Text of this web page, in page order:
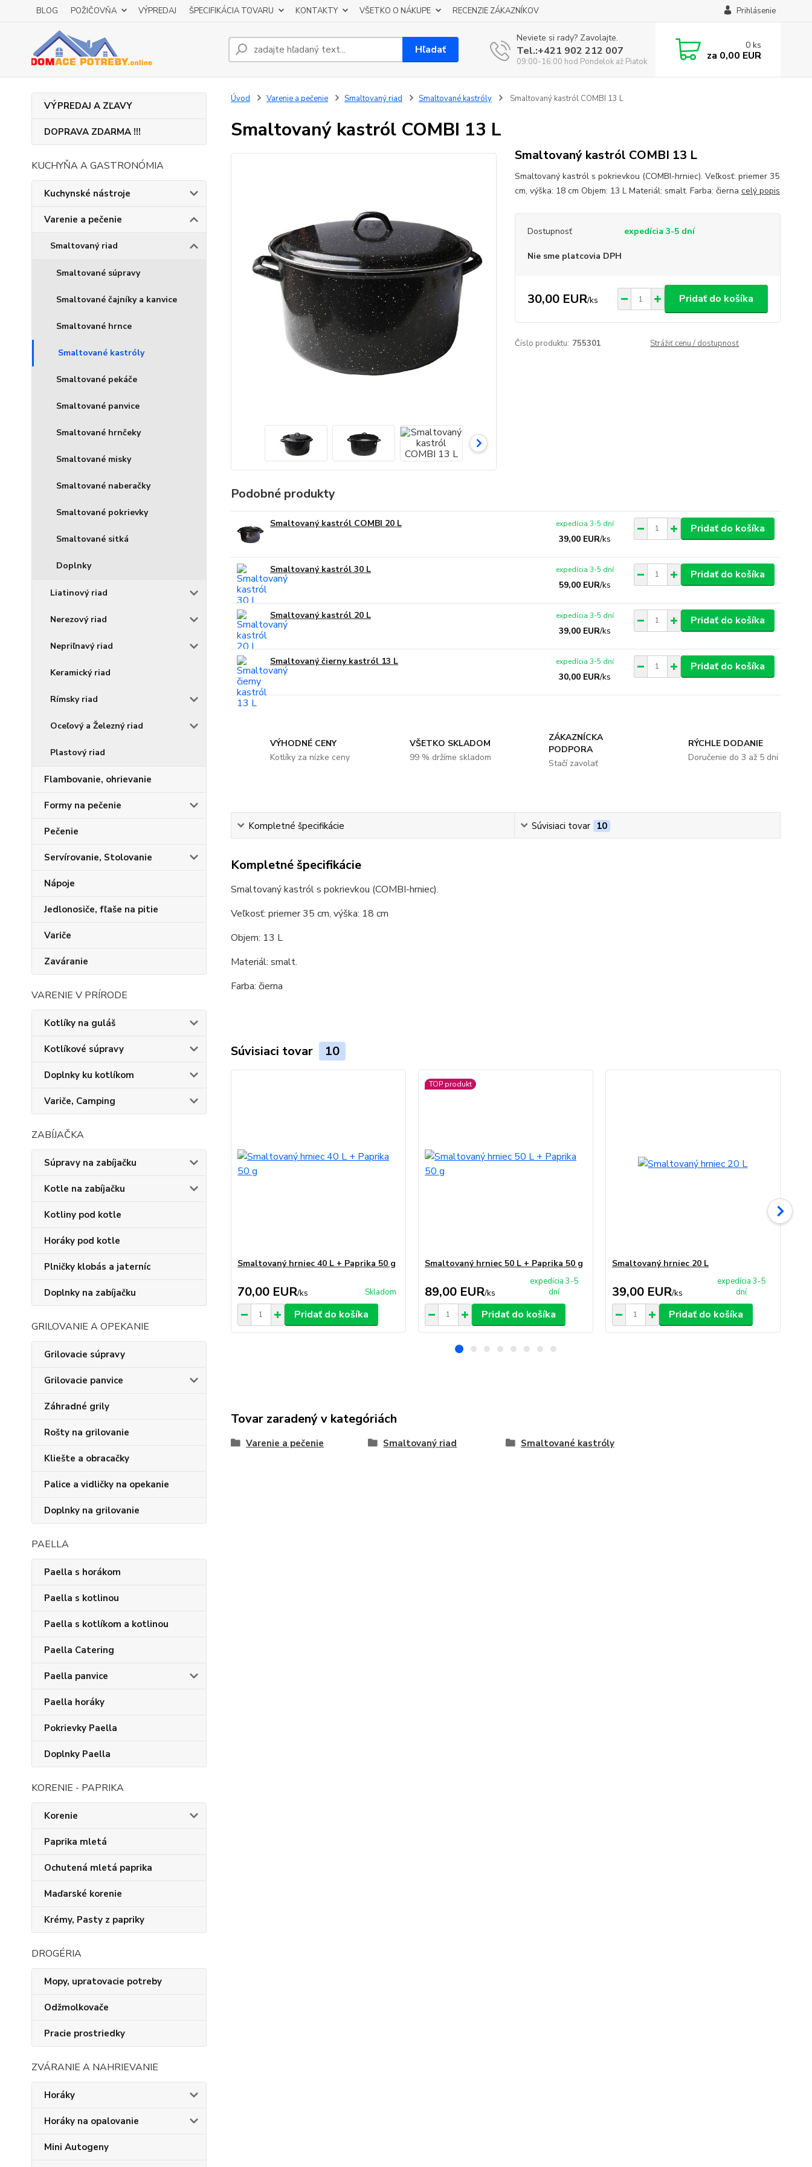
BLOG POŽIČOVŇA VÝPREDAJ ŠPECIFIKÁCIA TOVARU KONTAKTY VŠETKO O NÁKUPE RECENZIE ZÁKAZNÍKOV Prihlásenie
Hľadať
Neviete si rady? Zavolajte.
Tel.:+421 902 212 007
09:00-16:00 hod Pondelok až Piatok
0 ks
za 0,00 EUR
VÝPREDAJ A ZĽAVY
DOPRAVA ZDARMA !!!
KUCHYŇA A GASTRONÓMIA
Kuchynské nástroje
Varenie a pečenie
Smaltovaný riad
Smaltované súpravy
Smaltované čajníky a kanvice
Smaltované hrnce
Smaltované kastróly
Smaltované pekáče
Smaltované panvice
Smaltované hrnčeky
Smaltované misky
Smaltované naberačky
Smaltované pokrievky
Smaltované sitká
Doplnky
Liatinový riad
Nerezový riad
Nepriľnavý riad
Keramický riad
Rímsky riad
Oceľový a Železný riad
Plastový riad
Flambovanie, ohrievanie
Formy na pečenie
Pečenie
Servírovanie, Stolovanie
Nápoje
Jedlonosiče, fľaše na pitie
Variče
Zaváranie
VARENIE V PRÍRODE
Kotlíky na guláš
Kotlíkové súpravy
Doplnky ku kotlíkom
Variče, Camping
ZABÍJAČKA
Súpravy na zabíjačku
Kotle na zabíjačku
Kotliny pod kotle
Horáky pod kotle
Plničky klobás a jaterníc
Doplnky na zabíjačku
GRILOVANIE A OPEKANIE
Grilovacie súpravy
Grilovacie panvice
Záhradné grily
Rošty na grilovanie
Kliešte a obracačky
Palice a vidličky na opekanie
Doplnky na grilovanie
PAELLA
Paella s horákom
Paella s kotlinou
Paella s kotlíkom a kotlinou
Paella Catering
Paella panvice
Paella horáky
Pokrievky Paella
Doplnky Paella
KORENIE - PAPRIKA
Korenie
Paprika mletá
Ochutená mletá paprika
Maďarské korenie
Krémy, Pasty z papriky
DROGÉRIA
Mopy, upratovacie potreby
Odžmolkovače
Pracie prostriedky
ZVÁRANIE A NAHRIEVANIE
Horáky
Horáky na opalovanie
Mini Autogeny
Úvod Varenie a pečenie Smaltovaný riad Smaltované kastróly Smaltovaný kastról COMBI 13 L
Smaltovaný kastról COMBI 13 L
Smaltovaný kastról COMBI 13 L
Smaltovaný kastról s pokrievkou (COMBI-hrniec). Veľkosť: priemer 35
cm, výška: 18 cm Objem: 13 L Materiál: smalt. Farba: čierna celý popis
Dostupnosť expedícia 3-5 dní
Nie sme platcovia DPH
30,00 EUR/ks Pridať do košíka
Číslo produktu: 755301 Strážiť cenu / dostupnosť
Podobné produkty
Smaltovaný kastról COMBI 20 L
39,00 EUR/ks
expedícia 3-5 dní Pridať do košíka
Smaltovaný kastról 30 L
59,00 EUR/ks
expedícia 3-5 dní Pridať do košíka
Smaltovaný kastról 20 L
39,00 EUR/ks
expedícia 3-5 dní Pridať do košíka
Smaltovaný čierny kastról 13 L
30,00 EUR/ks
expedícia 3-5 dní Pridať do košíka
VÝHODNÉ CENY
Kotlíky za nízke ceny
VŠETKO SKLADOM
99 % držíme skladom
ZÁKAZNÍCKA
PODPORA
Stačí zavolať
RÝCHLE DODANIE
Doručenie do 3 až 5 dní
Kompletné špecifikácie Súvisiaci tovar 10
Kompletné špecifikácie
Smaltovaný kastról s pokrievkou (COMBI-hrniec).
Veľkosť: priemer 35 cm, výška: 18 cm
Objem: 13 L
Materiál: smalt.
Farba: čierna
Súvisiaci tovar 10
Smaltovaný hrniec 40 L + Paprika 50 g
70,00 EUR/ks Skladom
Pridať do košíka
TOP produkt
Smaltovaný hrniec 50 L + Paprika 50 g
89,00 EUR/ks
expedícia 3-5
dní
Pridať do košíka
Smaltovaný hrniec 20 L
39,00 EUR/ks
expedícia 3-5
dní
Pridať do košíka
Tovar zaradený v kategóriách
Varenie a pečenie Smaltovaný riad Smaltované kastróly